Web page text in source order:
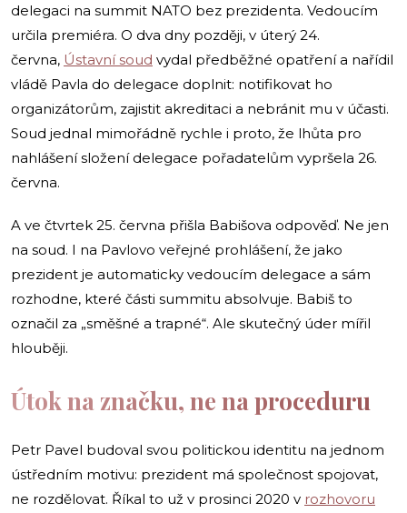
delegaci na summit NATO bez prezidenta. Vedoucím
určila premiéra. O dva dny později, v úterý 24.
června, Ústavní soud vydal předběžné opatření a nařídil
vládě Pavla do delegace doplnit: notifikovat ho
organizátorům, zajistit akreditaci a nebránit mu v účasti.
Soud jednal mimořádně rychle i proto, že lhůta pro
nahlášení složení delegace pořadatelům vypršela 26.
června.
A ve čtvrtek 25. června přišla Babišova odpověď. Ne jen
na soud. I na Pavlovo veřejné prohlášení, že jako
prezident je automaticky vedoucím delegace a sám
rozhodne, které části summitu absolvuje. Babiš to
označil za „směšné a trapné“. Ale skutečný úder mířil
hlouběji.
Útok na značku, ne na proceduru
Petr Pavel budoval svou politickou identitu na jednom
ústředním motivu: prezident má společnost spojovat,
ne rozdělovat. Říkal to už v prosinci 2020 v rozhovoru